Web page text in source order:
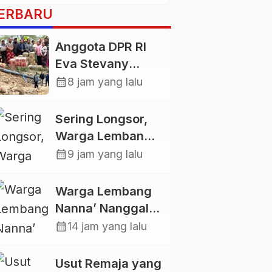
Anggota DPR RI
Eva Stevany
Rataba Salurkan
Warga
Terdampak
Longsor di Buntu
calendar_month8 jam yang lalu
Sering Longsor,
Warga Lembang
Gasing Swadaya
Deker dan Talut
Jalan
Penghubung
calendar_month9 jam yang lalu
Warga Lembang
Nanna’ Nanggala,
Swadaya Cor
Jembatan
calendar_month14 jam yang lalu
Usut Remaja yang